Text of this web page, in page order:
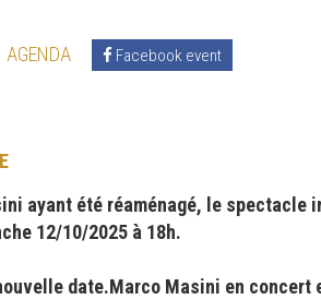
AGENDA Facebook event
ayant été réaménagé, le
12/10/2025 à 18h.
date.Marco Masini en concert